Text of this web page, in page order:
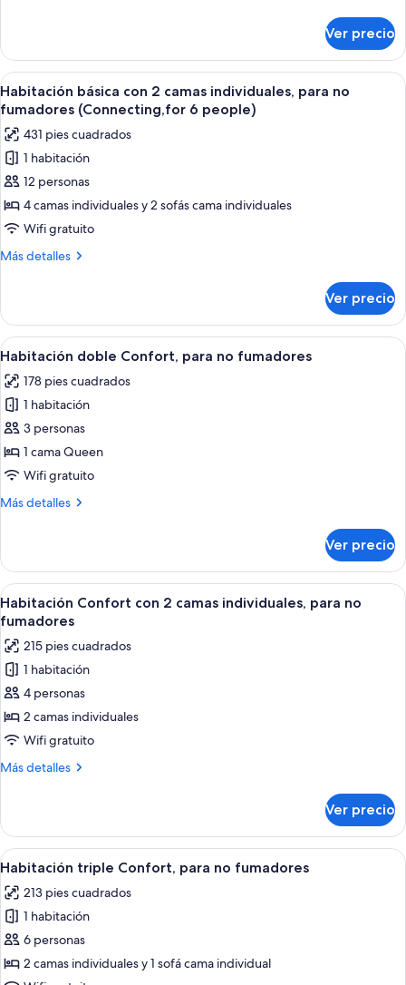
para
no
fumadores
(Connecting,for
5
people)
básica
con
2
camas
para
no
fumadores
(Connecting,for
5
Ver precio
Abrir
todas
las
fotos
de
Habitación
básica
con
2
para
no
fumadores
(Connecting,for
6
people)
Una habitación de hotel con dos
7
Habitación básica con 2 camas individuales, para no
fumadores (Connecting,for 6 people)
431 pies cuadrados
1 habitación
12 personas
4 camas individuales y 2 sofás cama individuales
Wifi gratuito
Más detalles
Más
básica
con
2
individuales,
para
no
fumadores
(Connecting,for
6
people)
Ver precio
Abrir
todas
las
fotos
de
Habitación
doble
para
Una habitación de hotel moderna
16
Habitación doble Confort, para no fumadores
178 pies cuadrados
1 habitación
3 personas
1 cama Queen
Wifi gratuito
Más detalles
Más
doble
Confort,
para
no
Ver precio
Abrir
todas
las
fotos
de
Habitación
Confort
con
2
para
no
fumadores
Una habitación de hotel con dos
15
Habitación Confort con 2 camas individuales, para no
fumadores
215 pies cuadrados
1 habitación
4 personas
2 camas individuales
Wifi gratuito
Más detalles
Más
Confort
con
2
individuales,
para
no
fumadores
Ver precio
Abrir
todas
las
fotos
de
Habitación
Una habitación de hotel con dos
15
Habitación triple Confort, para no fumadores
213 pies cuadrados
1 habitación
6 personas
2 camas individuales y 1 sofá cama individual